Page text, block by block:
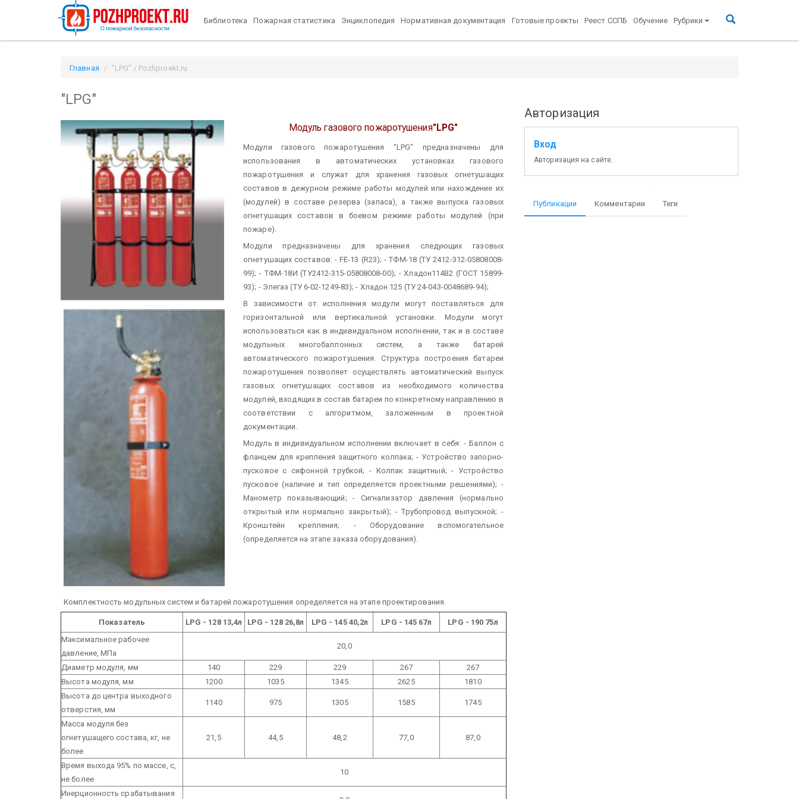
Библиотека Пожарная статистика Энциклопедия Нормативная документация Готовые проекты Реест ССПБ Обучение Рубрики
Главная "LPG" / Pozhproekt.ru
"LPG"
Модуль газового пожаротушения"LPG"
Модули газового пожаротушения "LPG" предназначены для
использования в автоматических установках газового
пожаротушения и служат для хранения газовых огнетушащих
составов в дежурном режиме работы модулей или нахождение их
(модулей) в составе резерва (запаса), а также выпуска газовых
огнетушащих составов в боевом режиме работы модулей (при
пожаре).
Модули предназначены для хранения следующих газовых
огнетушащих составов: - FE-13 (R23); - ТФМ-18 (ТУ 2412-312-05808008-
99); - ТФМ-18И (ТУ2412-315-05808008-00); - Хладон114В2 (ГОСТ 15899-
93); - Элегаз (ТУ 6-02-1249-83); - Хладон 125 (ТУ 24-043-0048689-94);
В зависимости от исполнения модули могут поставляться для
горизонтальной или вертикальной установки. Модули могут
использоваться как в индивидуальном исполнении, так и в составе
модульных многобаллонных систем, а также батарей
автоматического пожаротушения. Структура построения батареи
пожаротушения позволяет осуществлять автоматический выпуск
газовых огнетушащих составов из необходимого количества
модулей, входящих в состав батареи по конкретному направлению в
соответствии с алгоритмом, заложенным в проектной
документации.
Модуль в индивидуальном исполнении включает в себя:- Баллон с
фланцем для крепления защитного колпака;- Устройство запорно-
пусковое с сифонной трубкой; - Колпак защитный;- Устройство
пусковое (наличие и тип определяется проектными решениями); -
Манометр показывающий;- Сигнализатор давления (нормально
открытый или нормально закрытый); - Трубопровод выпускной; -
Кронштейн крепления; - Оборудование вспомогательное
(определяется на этапе заказа оборудования).
Комплектность модульных систем и батарей пожаротушения определяется на этапе проектирования.
Показатель LPG - 12813,4л LPG - 12826,8л LPG - 14540,2л LPG - 145 67л LPG - 190 75л
Максимальное рабочее
давление, МПа
20,0
Диаметр модуля, мм 140 229 229 267
267
Высoта модуля, мм
1200 1035 1345 2625
1810
Высота до центра выходного
отверстия, мм
1140 975 1305 1585 1745
Масса модуля без
огнетушащего состава, кг, не
более
21,5 44,5 48,2 77,0 87,0
Время выхода 95% по массе, с,
не более
10
Инерционность срабатывания
Авторизация
Вход
Авторизация на сайте.
Публикации Комментарии Теги